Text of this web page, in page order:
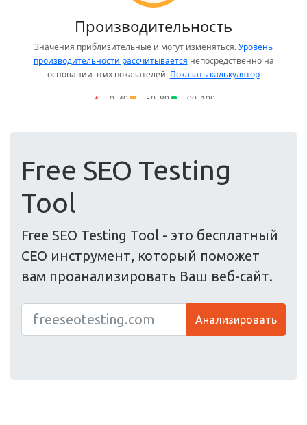
Free SEO Testing
Tool
Free SEO Testing Tool - это бесплатный
СЕО инструмент, который поможет
вам проанализировать Ваш веб-сайт.
Анализировать